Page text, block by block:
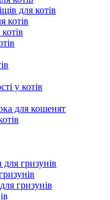
для котів
котів
у котів
для кошенят
гризунів
гризунів